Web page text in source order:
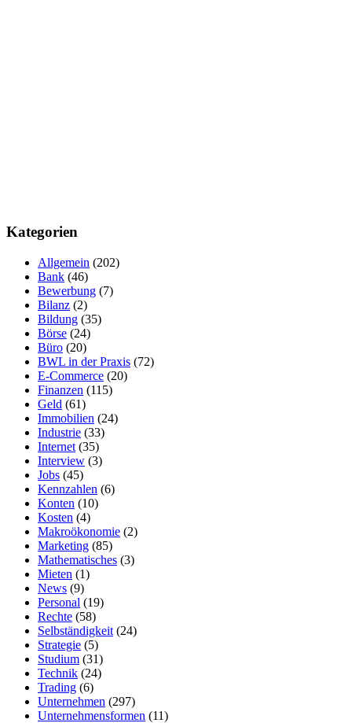
Kategorien
Allgemein (202)
Bank (46)
Bewerbung (7)
Bilanz (2)
Bildung (35)
Börse (24)
Büro (20)
BWL in der Praxis (72)
E-Commerce (20)
Finanzen (115)
Geld (61)
Immobilien (24)
Industrie (33)
Internet (35)
Interview (3)
Jobs (45)
Kennzahlen (6)
Konten (10)
Kosten (4)
Makroökonomie (2)
Marketing (85)
Mathematisches (3)
Mieten (1)
News (9)
Personal (19)
Rechte (58)
Selbständigkeit (24)
Strategie (5)
Studium (31)
Technik (24)
Trading (6)
Unternehmen (297)
Unternehmensformen (11)